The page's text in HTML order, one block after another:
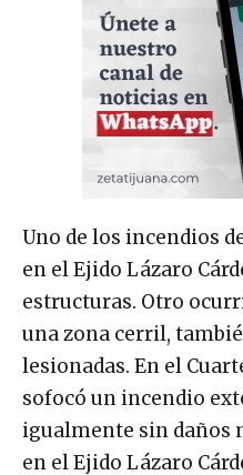
Uno de los incendios
en el Ejido Lázaro
estructuras. Otro
una zona cerril,
lesionadas. En el
sofocó un incendio
igualmente sin daños
en el Ejido Lázaro